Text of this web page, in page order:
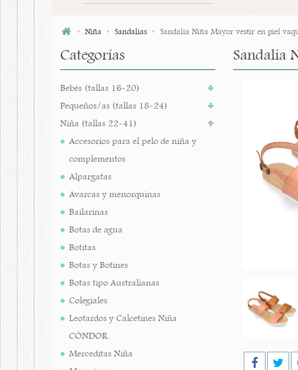
Niña Sandalias Sandalia Niña Mayor vestir en piel
Categorías
Bebés (tallas 16-20)
Pequeños/as (tallas 18-24)
Niña (tallas 22-41)
Accesorios para el pelo de niña y
complementos
Alpargatas
Avarcas y menorquinas
Bailarinas
Botas de agua
Botitas
Botas y Botines
Botas tipo Australianas
Colegiales
Leotardos y Calcetines Niña
CÓNDOR.
Merceditas Niña
Sandalia